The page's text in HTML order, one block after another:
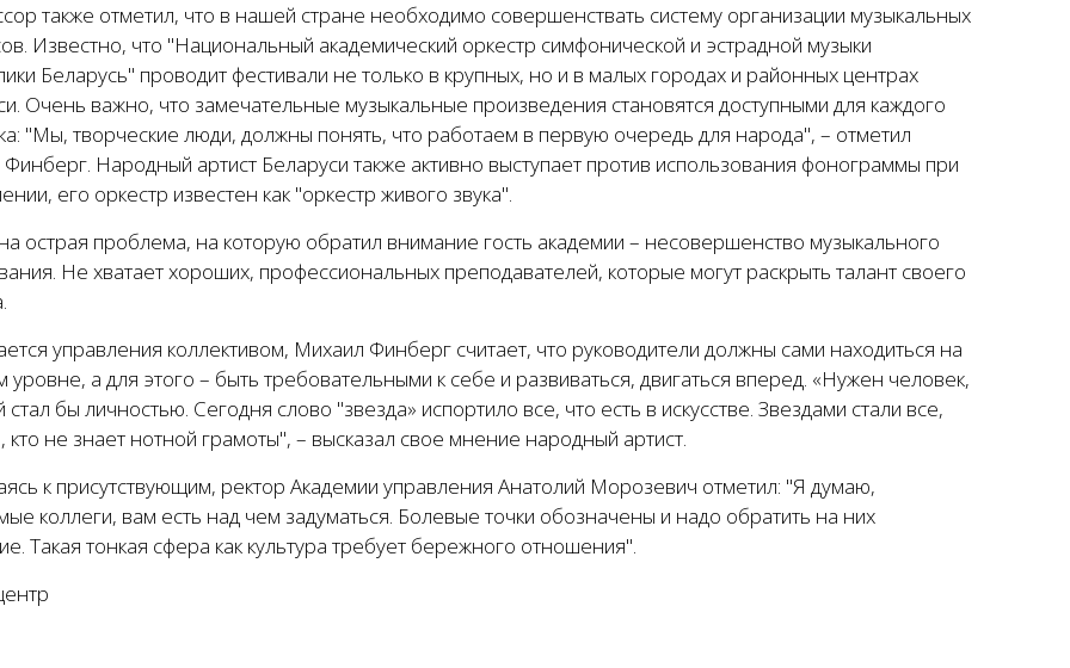
также отметил, что в нашей стране необходимо совершенствать систему организации музыкальных
Известно, что "Национальный академический оркестр симфонической и эстрадной музыки
Беларусь" проводит фестивали не только в крупных, но и в малых городах и районных центрах
Очень важно, что замечательные музыкальные произведения становятся доступными для каждого
"Мы, творческие люди, должны понять, что работаем в первую очередь для народа", – отметил
Народный артист Беларуси также активно выступает против использования фонограммы при
его оркестр известен как "оркестр живого звука".
острая проблема, на которую обратил внимание гость академии – несовершенство музыкального
Не хватает хороших, профессиональных преподавателей, которые могут раскрыть талант своего
управления коллективом, Михаил Финберг считает, что руководители должны сами находиться на
уровне, а для этого – быть требовательными к себе и развиваться, двигаться вперед. «Нужен человек,
стал бы личностью. Сегодня слово "звезда» испортило все, что есть в искусстве. Звездами стали все,
кто не знает нотной грамоты", – высказал свое мнение народный артист.
к присутствующим, ректор Академии управления Анатолий Морозевич отметил: "Я думаю,
коллеги, вам есть над чем задуматься. Болевые точки обозначены и надо обратить на них
Такая тонкая сфера как культура требует бережного отношения".